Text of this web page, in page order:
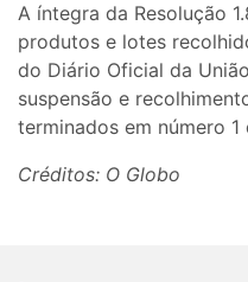
A íntegra da Resolução
produtos e lotes
do Diário Oficial da
suspensão e
terminados em número
Créditos: O Globo